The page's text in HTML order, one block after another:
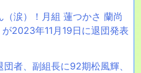
（涙）！月組 蓮つかさ 蘭尚
2023年11月19日に退団発表
者、副組長に92期松風輝、